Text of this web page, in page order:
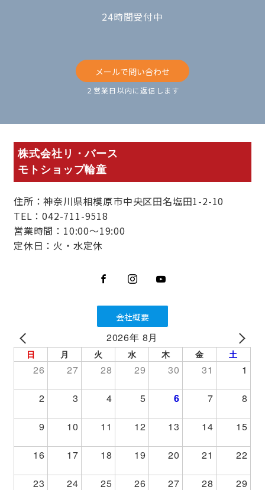
24時間受付中
メールで問い合わせ
２営業日以内に返信します
株式会社リ・バース
モトショップ輪童
住所：神奈川県相模原市中央区田名塩田1-2-10
TEL：042-711-9518
営業時間：10:00～19:00
定休日：火・水定休
会社概要
2026年 8月
日 月 火 水 木 金 土
26 27 28 29 30 31 1
2 3 4 5 6 7 8
9 10 11 12 13 14 15
16 17 18 19 20 21 22
23 24 25 26 27 28 29